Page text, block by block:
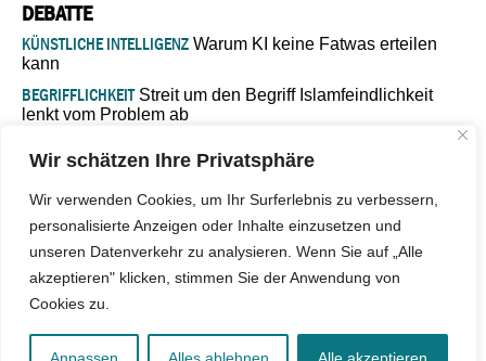
Wir schätzen Ihre Privatsphäre
Wir verwenden Cookies, um Ihr Surferlebnis zu verbessern,
personalisierte Anzeigen oder Inhalte einzusetzen und
unseren Datenverkehr zu analysieren. Wenn Sie auf „Alle
akzeptieren" klicken, stimmen Sie der Anwendung von
Cookies zu.
DEBATTE
KÜNSTLICHE INTELLIGENZ Warum KI keine Fatwas erteilen
kann
BEGRIFFLICHKEITStreit um den Begriff Islamfeindlichkeit
lenkt vom Problem ab
Verantwortung bleibt“
ISLAMISCHE FAKULTÄT IN MÜNSTEREine kritische Schwelle für
die deutsche Religionspolitik
GASTBEITRAGWarum die muslimische Welt eine neue
Soziologie braucht